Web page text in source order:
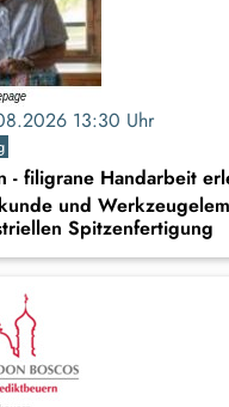
13:30 Uhr
- filigrane Handarbeit
und
Spitzenfertigung